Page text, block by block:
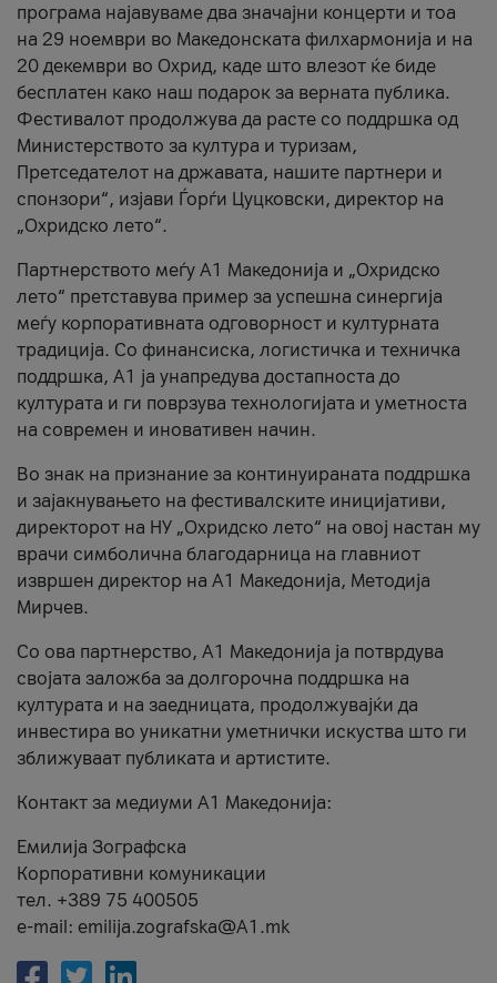
програма најавуваме два значајни концерти и тоа
на 29 ноември во Македонската филхармонија и на
20 декември во Охрид, каде што влезот ќе биде
бесплатен како наш подарок за верната публика.
Фестивалот продолжува да расте со поддршка од
Министерството за култура и туризам,
Претседателот на државата, нашите партнери и
спонзори“, изјави Ѓорѓи Цуцковски, директор на
„Охридско лето“.
Партнерството меѓу A1 Македонија и „Охридско
лето“ претставува пример за успешна синергија
меѓу корпоративната одговорност и културната
традиција. Со финансиска, логистичка и техничка
поддршка, A1 ја унапредува достапноста до
културата и ги поврзува технологијата и уметноста
на современ и иновативен начин.
Во знак на признание за континуираната поддршка
и зајакнувањето на фестивалските иницијативи,
директорот на НУ „Охридско лето“ на овој настан му
врачи симболична благодарница на главниот
извршен директор на A1 Македонија, Методија
Мирчев.
Со ова партнерство, A1 Македонија ја потврдува
својата заложба за долгорочна поддршка на
културата и на заедницата, продолжувајќи да
инвестира во уникатни уметнички искуства што ги
зближуваат публиката и артистите.
Контакт за медиуми А1 Македонија:
Емилија Зографска
Корпоративни комуникации
тел. +389 75 400505
e-mail: emilija.zografska@A1.mk